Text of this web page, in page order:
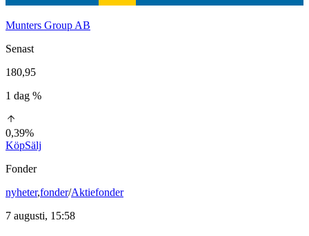
Munters Group AB
Senast
180,95
1 dag %
0,39%
KöpSälj
Fonder
nyheter,fonder/Aktiefonder
7 augusti, 15:58